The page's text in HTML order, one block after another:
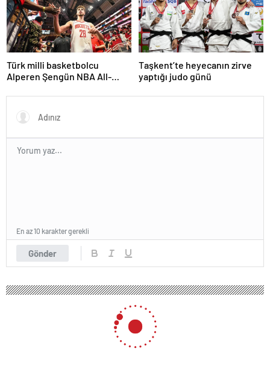
Türk milli basketbolcu
Alperen Şengün NBA All-
Taşkent’te heyecanın zirve
yaptığı judo günü
Gönder
En az 10 karakter gerekli